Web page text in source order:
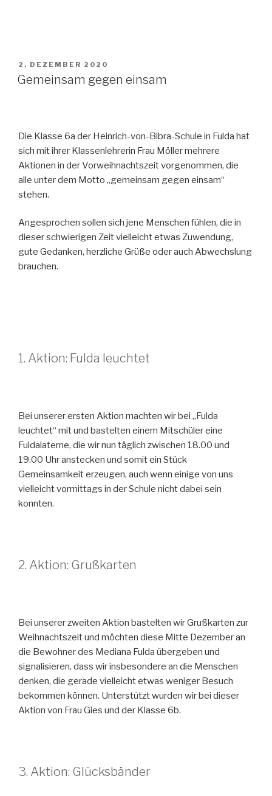
VERÖFFENTLICHT
AM
2. DEZEMBER 2020
Gemeinsam gegen einsam
Die Klasse 6a der Heinrich-von-Bibra-Schule in Fulda hat
sich mit ihrer Klassenlehrerin Frau Möller mehrere
Aktionen in der Vorweihnachtszeit vorgenommen, die
alle unter dem Motto „gemeinsam gegen einsam“
stehen.
Angesprochen sollen sich jene Menschen fühlen, die in
dieser schwierigen Zeit vielleicht etwas Zuwendung,
gute Gedanken, herzliche Grüße oder auch Abwechslung
brauchen.
1. Aktion: Fulda leuchtet
Bei unserer ersten Aktion machten wir bei „Fulda
leuchtet“ mit und bastelten einem Mitschüler eine
Fuldalaterne, die wir nun täglich zwischen 18.00 und
19.00 Uhr anstecken und somit ein Stück
Gemeinsamkeit erzeugen, auch wenn einige von uns
vielleicht vormittags in der Schule nicht dabei sein
konnten.
2. Aktion: Grußkarten
Bei unserer zweiten Aktion bastelten wir Grußkarten zur
Weihnachtszeit und möchten diese Mitte Dezember an
die Bewohner des Mediana Fulda übergeben und
signalisieren, dass wir insbesondere an die Menschen
denken, die gerade vielleicht etwas weniger Besuch
bekommen können. Unterstützt wurden wir bei dieser
Aktion von Frau Gies und der Klasse 6b.
3. Aktion: Glücksbänder